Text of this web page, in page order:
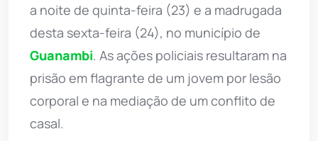
a noite de quinta-feira (23) e a madrugada
desta sexta-feira (24), no município de
Guanambi. As ações policiais resultaram na
prisão em flagrante de um jovem por lesão
corporal e na mediação de um conflito de
casal.